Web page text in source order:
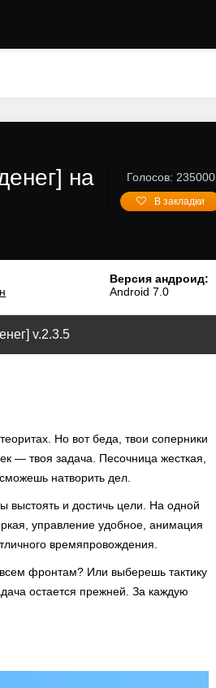
на
Голосов: 235000
В закладки
Версия андроид:
Android 7.0
v.2.3.5
Но вот беда, твои соперники
— твоя задача. Песочница жесткая,
натворить дел.
выстоять и достичь цели. На одной
управление удобное, анимация
времяпровождения.
фронтам? Или выберешь тактику
остается прежней. За каждую